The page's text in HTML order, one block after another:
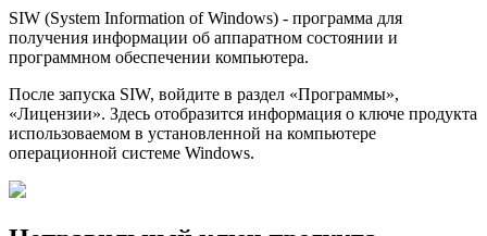
SIW (System Information of Windows) - программа для
получения информации об аппаратном состоянии и
программном обеспечении компьютера.
После запуска SIW, войдите в раздел «Программы»,
«Лицензии». Здесь отобразится информация о ключе продукта
использоваемом в установленной на компьютере
операционной системе Windows.